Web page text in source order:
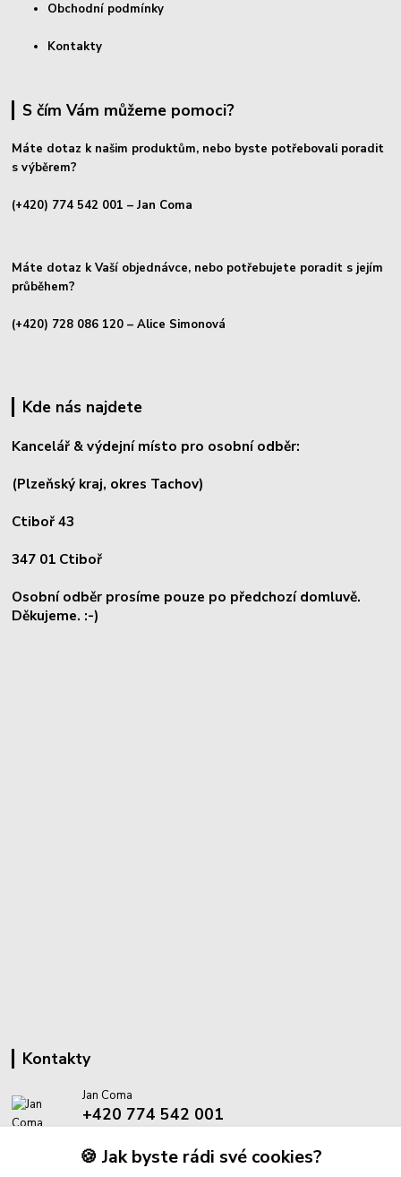
Obchodní podmínky
Kontakty
S čím Vám můžeme pomoci?
Máte dotaz k našim produktům, nebo byste potřebovali poradit
s výběrem?
(+420) 774 542 001 – Jan Coma
Máte dotaz k Vaší objednávce, nebo potřebujete poradit s jejím
průběhem?
(+420) 728 086 120 – Alice Simonová
Kde nás najdete
Kancelář & výdejní místo pro osobní odběr:
(Plzeňský kraj, okres Tachov)
Ctiboř 43
347 01 Ctiboř
Osobní odběr prosíme pouze po předchozí domluvě.
Děkujeme. :-)
Kontakty
Jan Coma
+420 774 542 001
info@proantik.cz🍪 Jak byste rádi své cookies?